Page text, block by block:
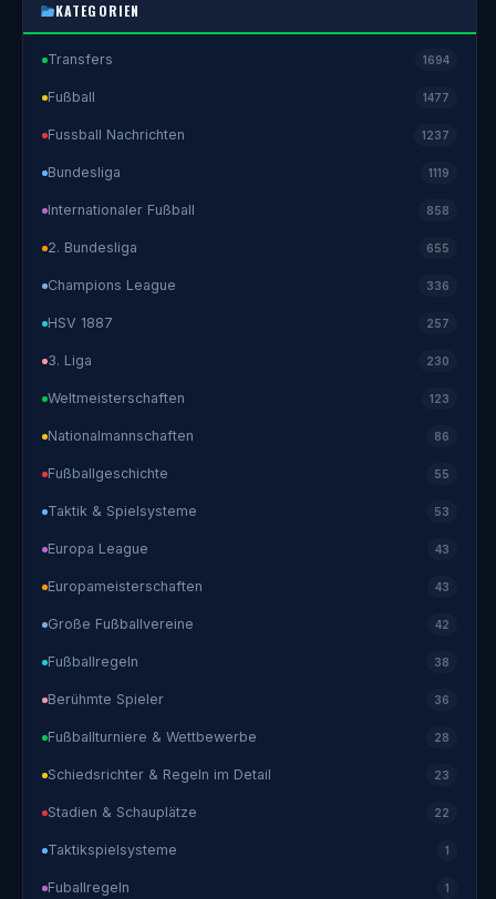
KATEGORIEN
Transfers 1694
Fußball 1477
Fussball Nachrichten 1237
Bundesliga 1119
Internationaler Fußball 858
2. Bundesliga 655
Champions League 336
HSV 1887 257
3. Liga 230
Weltmeisterschaften 123
Nationalmannschaften 86
Fußballgeschichte 55
Taktik & Spielsysteme 53
Europa League 43
Europameisterschaften 43
Große Fußballvereine 42
Fußballregeln 38
Berühmte Spieler 36
Fußballturniere & Wettbewerbe 28
Schiedsrichter & Regeln im Detail 23
Stadien & Schauplätze 22
Taktikspielsysteme 1
Fuballregeln 1